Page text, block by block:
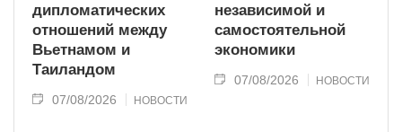
дипломатических
отношений между
Вьетнамом и
Таиландом
07/08/2026 НОВОСТИ
независимой и
самостоятельной
экономики
07/08/2026 НОВОСТИ